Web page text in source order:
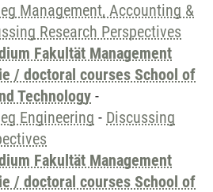
Management, Accounting &
Research Perspectives
Fakultät Management
/ doctoral courses School of
Technology -
Engineering - Discussing
Fakultät Management
/ doctoral courses School of